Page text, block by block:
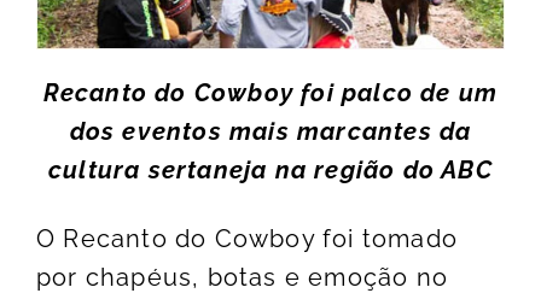
Recanto do Cowboy foi palco de um
dos eventos mais marcantes da
cultura sertaneja na região do ABC
O Recanto do Cowboy foi tomado
por chapéus, botas e emoção no